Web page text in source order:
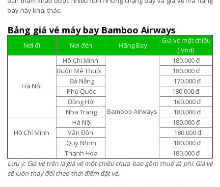
bay này khai thác.
Bảng giá vé máy bay Bamboo Airways
Nơi đi Nơi đến Hãng Bay
Giá vé một chiều
( Vnd)
Hà Nội
Hồ Chí Minh
Bamboo Airways
180.000 đ
Buôn Mê Thuột
180.000 đ
Đà Nẵng
170.000 đ
Phú Quốc
180.000 đ
Đồng Hới
160.000 đ
Nha Trang
180.000 đ
Hồ Chí Minh
Hà Nội
180.000 đ
Vân Đồn
180.000 đ
Quy Nhơn
180.000 đ
Thanh Hóa
180.000 đ
Lưu ý: Giá vé trên là giá vé một chiều chưa bao gồm thuế và phí. Giá vé
sẽ luôn thay đổi theo thời điểm đặt vé.